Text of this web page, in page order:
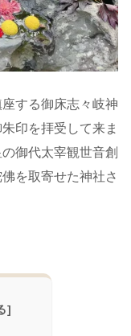
する御床志々岐神
印を拝受して来ま
御代太宰観世音創
を取寄せた神社さ